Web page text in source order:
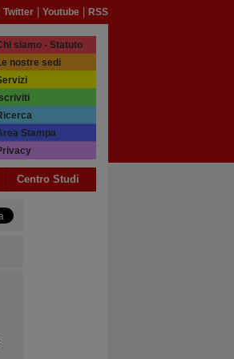
Twitter Youtube RSS
siamo - Statuto
nostre sedi
Stampa
Centro Studi